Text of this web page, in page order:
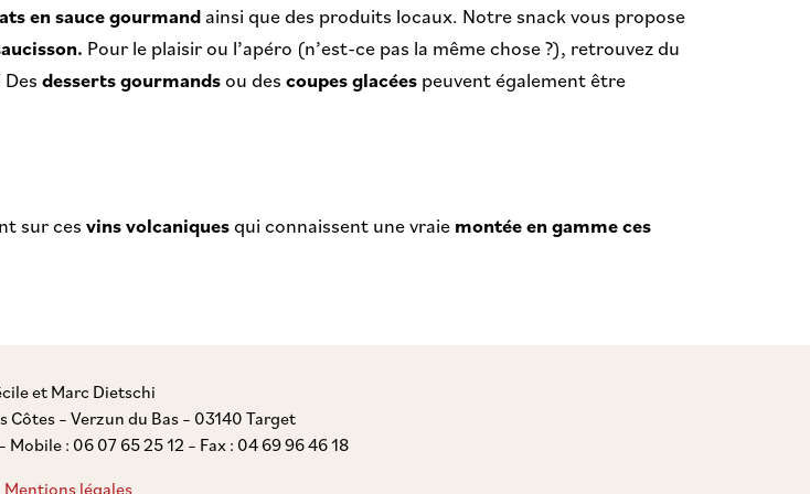
en sauce gourmandainsi que des produits locaux. Notre snack vous propose
Pour le plaisir ou l’apéro (n’est-ce pas la même chose ?), retrouvez du
Des desserts gourmandsou des coupes glacées peuvent également être
sur ces vins volcaniquesqui connaissent une vraie montée en gamme ces
et Marc Dietschi
Côtes – Verzun du Bas – 03140 Target
: 06 07 65 25 12 – Fax : 04 69 96 46 18
Mentions légales